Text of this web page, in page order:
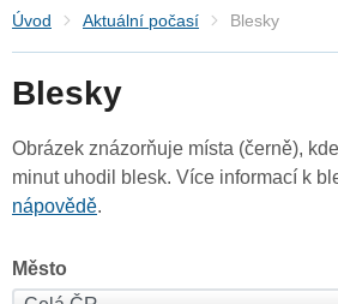
Úvod Aktuální počasí Blesky
Blesky
Obrázek znázorňuje místa (černě),
minut uhodil blesk. Více informací k
nápovědě.
Město